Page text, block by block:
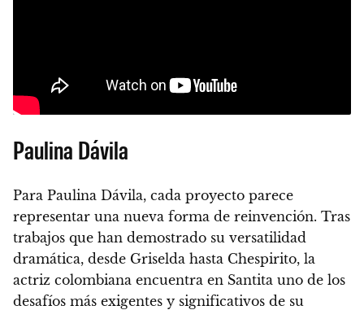
Paulina Dávila
Para Paulina Dávila, cada proyecto parece
representar una nueva forma de reinvención. Tras
trabajos que han demostrado su versatilidad
dramática, desde Griselda hasta Chespirito, la
actriz colombiana encuentra en Santita uno de los
desafíos más exigentes y significativos de su